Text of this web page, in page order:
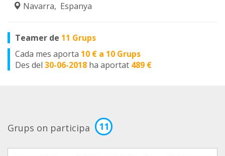
Navarra, Espanya
Teamer de 11 Grups
Cada mes aporta 10 € a 10 Grups
Des del 30-06-2018 ha aportat 489 €
Grups on participa 11